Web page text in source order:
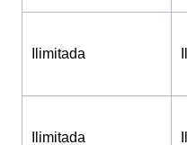
Ilimitada
Ilimitada